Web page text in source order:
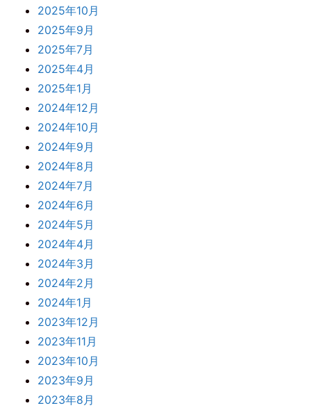
2025年10月
2025年9月
2025年7月
2025年4月
2025年1月
2024年12月
2024年10月
2024年9月
2024年8月
2024年7月
2024年6月
2024年5月
2024年4月
2024年3月
2024年2月
2024年1月
2023年12月
2023年11月
2023年10月
2023年9月
2023年8月